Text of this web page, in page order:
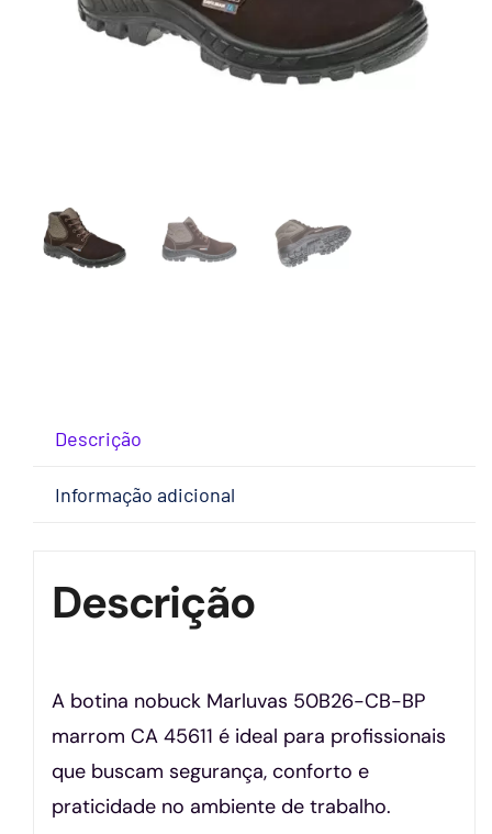
Descrição
Informação adicional
Descrição
A botina nobuck Marluvas 50B26-CB-BP
marrom CA 45611 é ideal para profissionais
que buscam segurança, conforto e
praticidade no ambiente de trabalho.